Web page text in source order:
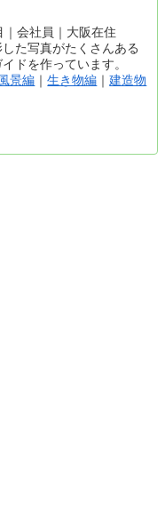
会社員｜大阪在住
た写真がたくさんある
ドを作っています。
風景編 ｜生き物編 ｜建造物